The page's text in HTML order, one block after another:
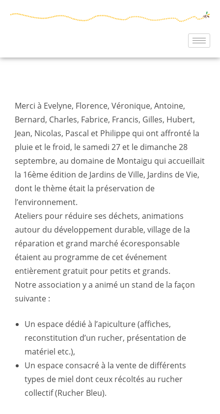
Merci à Evelyne, Florence, Véronique, Antoine,
Bernard, Charles, Fabrice, Francis, Gilles, Hubert,
Jean, Nicolas, Pascal et Philippe qui ont affronté la
pluie et le froid, le samedi 27 et le dimanche 28
septembre, au domaine de Montaigu qui accueillait
la 16ème édition de Jardins de Ville, Jardins de Vie,
dont le thème était la préservation de
l’environnement.
Ateliers pour réduire ses déchets, animations
autour du développement durable, village de la
réparation et grand marché écoresponsable
étaient au programme de cet événement
entièrement gratuit pour petits et grands.
Notre association y a animé un stand de la façon
suivante :
Un espace dédié à l’apiculture (affiches,
reconstitution d’un rucher, présentation de
matériel etc.),
Un espace consacré à la vente de différents
types de miel dont ceux récoltés au rucher
collectif (Rucher Bleu).